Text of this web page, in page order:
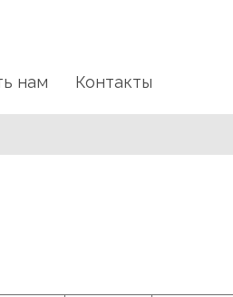
нам Контакты